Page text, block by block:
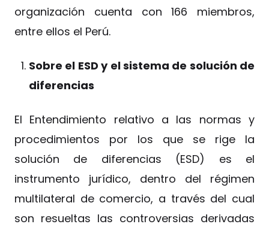
organización cuenta con 166 miembros,
entre ellos el Perú.
Sobre el ESD y el sistema de solución de
diferencias
El Entendimiento relativo a las normas y
procedimientos por los que se rige la
solución de diferencias (ESD) es el
instrumento jurídico, dentro del régimen
multilateral de comercio, a través del cual
son resueltas las controversias derivadas